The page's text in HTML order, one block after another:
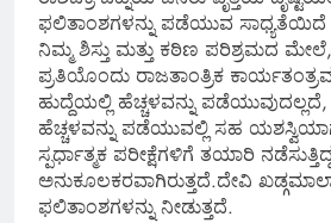
ಫಲಿತಾಂಶಗಳನ್ನು ಪಡೆಯುವ
ನಿಮ್ಮ ಶಿಸ್ತು ಮತ್ತು ಕಠಿಣ ಪರಿಶ್ರಮದ
ಪ್ರತಿಯೊಂದು ರಾಜತಾಂತ್ರಿಕ
ಹುದ್ದೆಯಲ್ಲಿ ಹೆಚ್ಚಳವನ್ನು
ಹೆಚ್ಚಳವನ್ನು ಪಡೆಯುವಲ್ಲಿ ಸಹ
ಸ್ಪರ್ಧಾತ್ಮಕ ಪರೀಕ್ಷೆಗಳಿಗೆ ತಯಾರಿ
ಅನುಕೂಲಕರವಾಗಿರುತ್ತದೆ.ದೇವಿ
ಫಲಿತಾಂಶಗಳನ್ನು ನೀಡುತ್ತದೆ.